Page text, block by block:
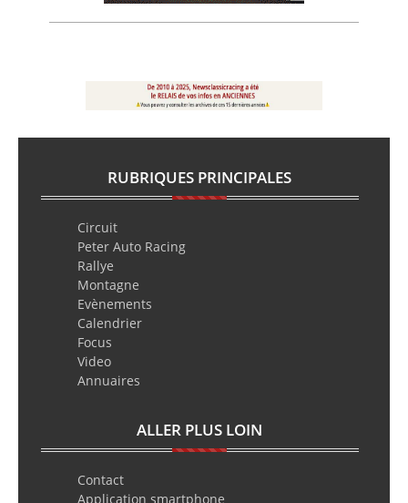
RUBRIQUES PRINCIPALES
Circuit
Peter Auto Racing
Rallye
Montagne
Evènements
Calendrier
Focus
Video
Annuaires
ALLER PLUS LOIN
Contact
Application smartphone